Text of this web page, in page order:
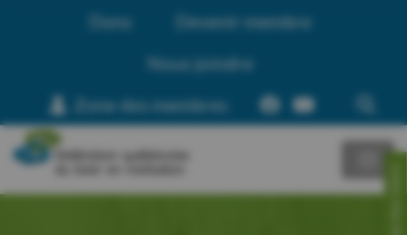
Dons
Devenir membre
Nous joindre
Zone des membres